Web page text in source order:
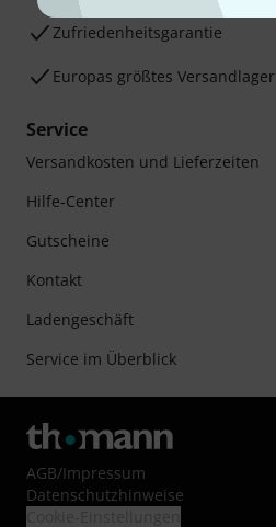
Zufriedenheitsgarantie
Europas größtes Versandlager
Service
Versandkosten und Lieferzeiten
Hilfe-Center
Gutscheine
Kontakt
Ladengeschäft
Service im Überblick
AGB/Impressum
Datenschutzhinweise